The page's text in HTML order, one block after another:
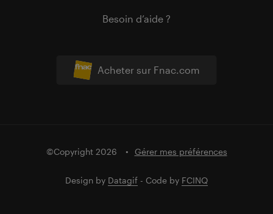
Acheter sur Fnac.com
Besoin d’aide ?
©Copyright 2026 Gérer mes préférences
Design by Datagif - Code by FCINQ